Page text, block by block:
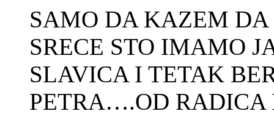
SAMO DA KAZEM
SRECE STO IMAMO
SLAVICA I TETAK
PETRA….OD